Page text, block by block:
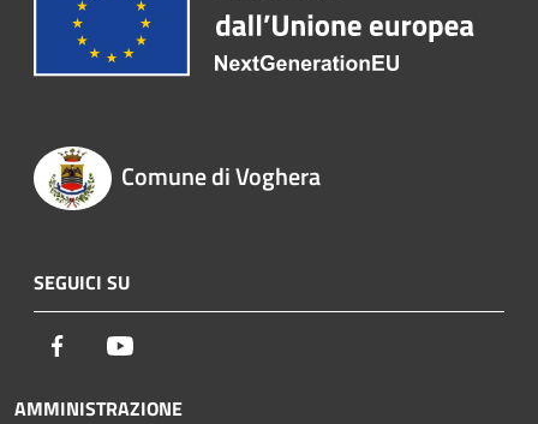
Comune di Voghera
SEGUICI SU
Facebook
AMMINISTRAZIONE